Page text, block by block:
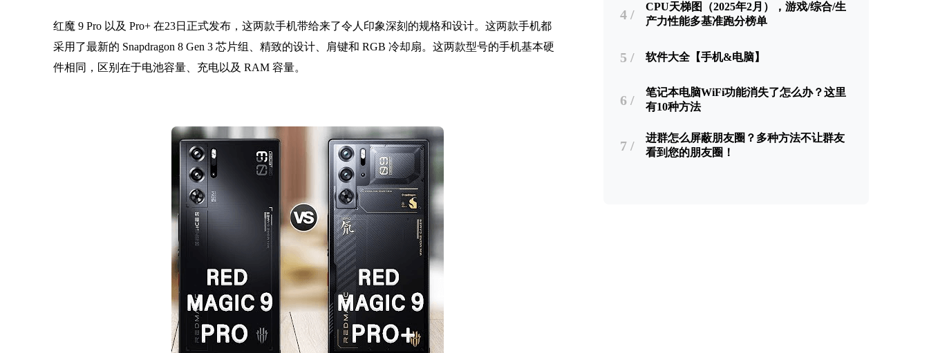
红魔 9 Pro 以及 Pro+ 在23日正式发布，这两款手机带给来了令人印象深刻的规格和设计。这两款手机都
采用了最新的 Snapdragon 8 Gen 3 芯片组、精致的设计、肩键和 RGB 冷却扇。这两款型号的手机基本硬
件相同，区别在于电池容量、充电以及 RAM 容量。
4 /
CPU天梯图（2025年2月），游戏/综合/生
产力性能多基准跑分榜单
5 / 软件大全【手机&电脑】
6 /
笔记本电脑WiFi功能消失了怎么办？这里
有10种方法
7 /
进群怎么屏蔽朋友圈？多种方法不让群友
看到您的朋友圈！